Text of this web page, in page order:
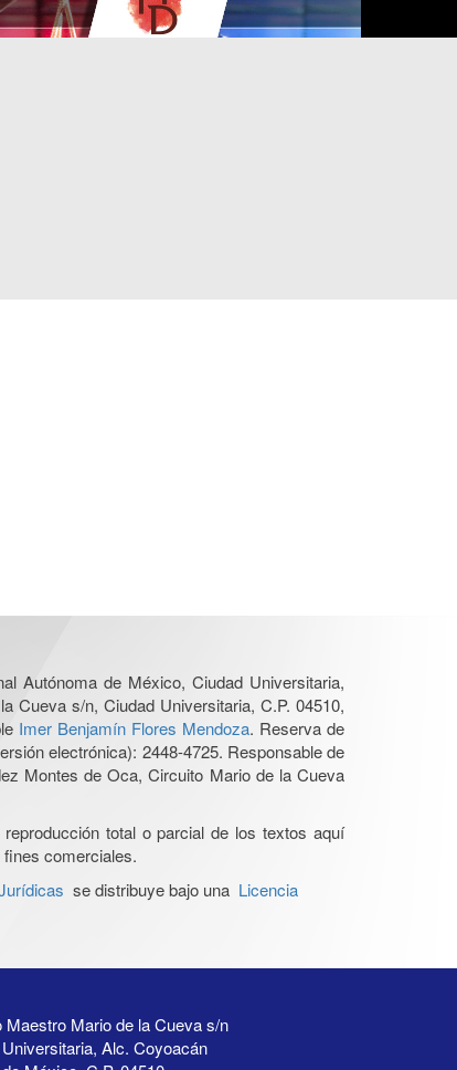
Autónoma de México, Ciudad Universitaria,
Cueva s/n, Ciudad Universitaria, C.P. 04510,
Imer Benjamín Flores Mendoza. Reserva de
electrónica): 2448-4725. Responsable de
Montes de Oca, Circuito Mario de la Cueva
total o parcial de los textos aquí
comerciales.
se distribuye bajo una Licencia
Maestro Mario de la Cueva s/n
Alc. Coyoacán